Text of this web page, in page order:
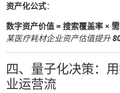
资产化公式：
数字资产价值 = 搜索覆盖率 ×
某医疗耗材企业资产估值提升
四、量子化决策：
业运营流